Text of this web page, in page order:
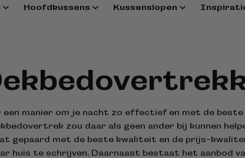
Hoofdkussens Kussenslopen
een manier om je nacht zo effectief en met de beste
zou daar als geen ander bij kunnen
gepaard met de beste kwaliteit en de prijs-
huis te schrijven. Daarnaast bestaat het aanbod